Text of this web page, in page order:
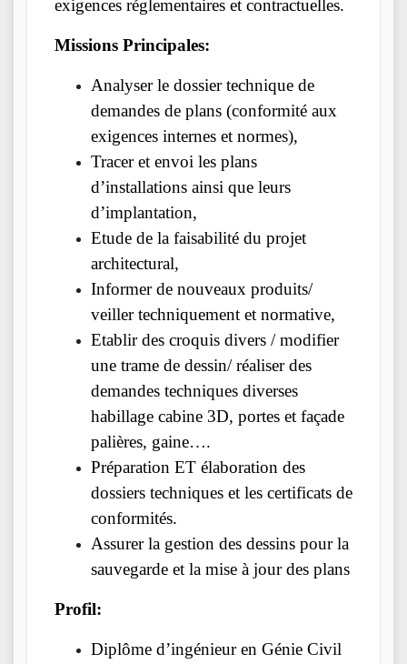
exigences réglementaires et contractuelles.
Missions Principales:
Analyser le dossier technique de
demandes de plans (conformité aux
exigences internes et normes),
Tracer et envoi les plans
d’installations ainsi que leurs
d’implantation,
Etude de la faisabilité du projet
architectural,
Informer de nouveaux pro­duits/
veiller techniquement et normative,
Etablir des croquis divers / modifier
une trame de dessin/ réaliser des
demandes techniques diverses
habillage cabine 3D, portes et façade
palières, gaine….
Préparation ET élaboration des
dossiers techniques et les certificats de
conformités.
Assurer la gestion des dessins pour la
sauvegarde et la mise à jour des plans
Profil:
Diplôme d’ingénieur en Génie Civil